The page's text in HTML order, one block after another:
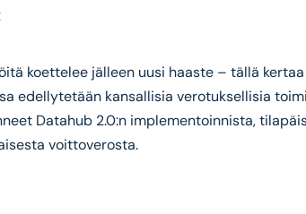
koettelee jälleen uusi haaste – tällä
edellytetään kansallisia verotuksellisia
Datahub 2.0:n implementoinnista,
voittoverosta.